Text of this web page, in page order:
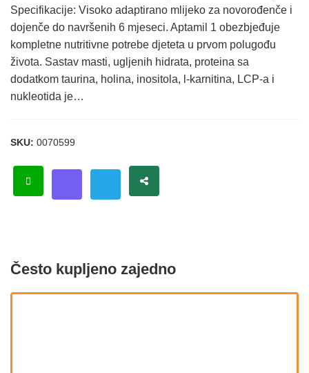
Specifikacije: Visoko adaptirano mlijeko za novorođenče i
dojenče do navršenih 6 mjeseci. Aptamil 1 obezbjeđuje
kompletne nutritivne potrebe djeteta u prvom polugođu
života. Sastav masti, ugljenih hidrata, proteina sa
dodatkom taurina, holina, inositola, l-karnitina, LCP-a i
nukleotida je…
SKU: 0070599
Često kupljeno zajedno